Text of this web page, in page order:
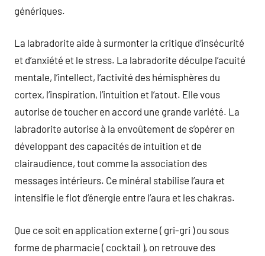
génériques.
La labradorite aide à surmonter la critique d’insécurité
et d’anxiété et le stress. La labradorite déculpe l’acuité
mentale, l’intellect, l’activité des hémisphères du
cortex, l’inspiration, l’intuition et l’atout. Elle vous
autorise de toucher en accord une grande variété. La
labradorite autorise à la envoûtement de s’opérer en
développant des capacités de intuition et de
clairaudience, tout comme la association des
messages intérieurs. Ce minéral stabilise l’aura et
intensifie le flot d’énergie entre l’aura et les chakras.
Que ce soit en application externe ( gri-gri ) ou sous
forme de pharmacie ( cocktail ), on retrouve des